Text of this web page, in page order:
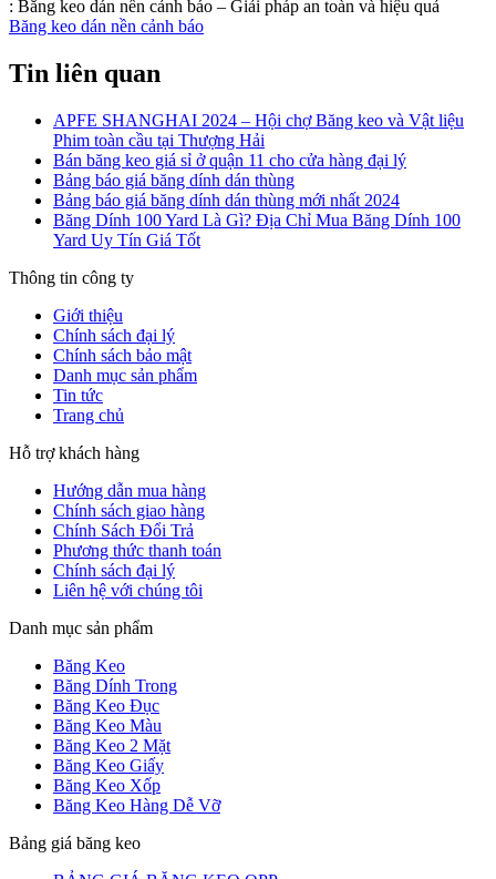
: Băng keo dán nền cảnh báo – Giải pháp an toàn và hiệu quả
Băng keo dán nền cảnh báo
Tin liên quan
APFE SHANGHAI 2024 – Hội chợ Băng keo và Vật liệu
Phim toàn cầu tại Thượng Hải
Bán băng keo giá sỉ ở quận 11 cho cửa hàng đại lý
Bảng báo giá băng dính dán thùng
Bảng báo giá băng dính dán thùng mới nhất 2024
Băng Dính 100 Yard Là Gì? Địa Chỉ Mua Băng Dính 100
Yard Uy Tín Giá Tốt
Thông tin công ty
Giới thiệu
Chính sách đại lý
Chính sách bảo mật
Danh mục sản phẩm
Tin tức
Trang chủ
Hỗ trợ khách hàng
Hướng dẫn mua hàng
Chính sách giao hàng
Chính Sách Đổi Trả
Phương thức thanh toán
Chính sách đại lý
Liên hệ với chúng tôi
Danh mục sản phẩm
Băng Keo
Băng Dính Trong
Băng Keo Đục
Băng Keo Màu
Băng Keo 2 Mặt
Băng Keo Giấy
Băng Keo Xốp
Băng Keo Hàng Dễ Vỡ
Bảng giá băng keo